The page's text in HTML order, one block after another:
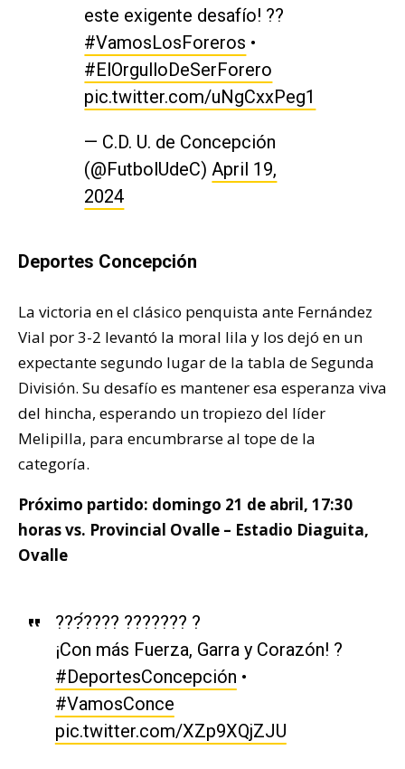
este exigente desafío! ??
#VamosLosForeros •
#ElOrgulloDeSerForero
pic.twitter.com/uNgCxxPeg1
— C.D. U. de Concepción
(@FutbolUdeC) April 19,
2024
Deportes Concepción
La victoria en el clásico penquista ante Fernández
Vial por 3-2 levantó la moral lila y los dejó en un
expectante segundo lugar de la tabla de Segunda
División. Su desafío es mantener esa esperanza viva
del hincha, esperando un tropiezo del líder
Melipilla, para encumbrarse al tope de la
categoría.
Próximo partido: domingo 21 de abril, 17:30
horas vs. Provincial Ovalle – Estadio Diaguita,
Ovalle
???́???? ??????? ?
¡Con más Fuerza, Garra y Corazón! ?
#DeportesConcepción •
#VamosConce
pic.twitter.com/XZp9XQjZJU